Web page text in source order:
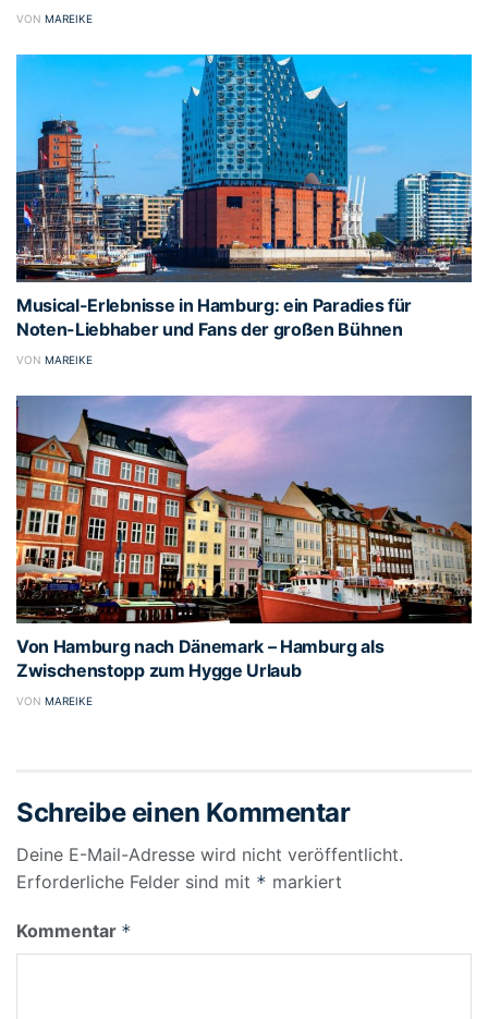
VON MAREIKE
Musical-Erlebnisse in Hamburg: ein Paradies für
Noten-Liebhaber und Fans der großen Bühnen
VON MAREIKE
Von Hamburg nach Dänemark – Hamburg als
Zwischenstopp zum Hygge Urlaub
VON MAREIKE
Schreibe einen Kommentar
Deine E-Mail-Adresse wird nicht veröffentlicht.
Erforderliche Felder sind mit * markiert
Kommentar *